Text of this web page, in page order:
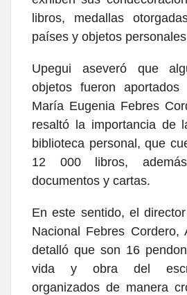
libros, medallas
países y objetos
Upegui aseveró que
objetos fueron
María Eugenia Febres
resaltó la importancia de
biblioteca personal, que
12 000 libros,
documentos y cartas.
En este sentido, el
Nacional Febres Cordero,
detalló que son 16
vida y obra del
organizados de manera